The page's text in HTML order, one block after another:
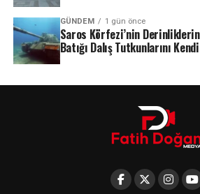
GÜNDEM 1 gün önce
Saros Körfezi’nin
Batığı Dalış Tutkunlarını